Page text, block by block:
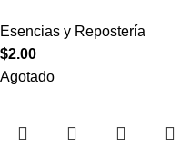
Esencias y Repostería
$2.00
Agotado